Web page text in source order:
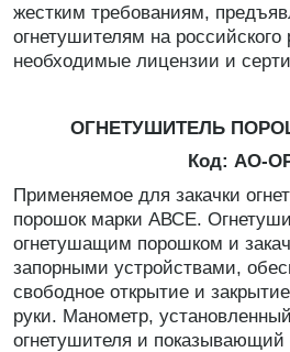
жестким требованиям,
огнетушителям на
необходимые лицензии и
ОГНЕТУШИТЕЛЬ
Код: AO-
Применяемое для закачки
порошок марки АВСЕ.
огнетушащим порошком и
запорными устройствами,
свободное открытие и
руки. Манометр,
огнетушителя и показывающий